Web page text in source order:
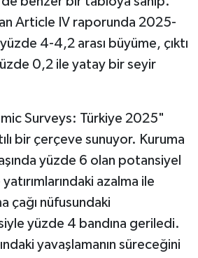
Article IV raporunda 2025-
4-4,2 arası büyüme, çıktı
0,2 ile yatay bir seyir
Surveys: Türkiye 2025"
bir çerçeve sunuyor. Kuruma
yüzde 6 olan potansiyel
azalma ile
çağı nüfusundaki
yüzde 4 bandına geriledi.
yavaşlamanın süreceğini